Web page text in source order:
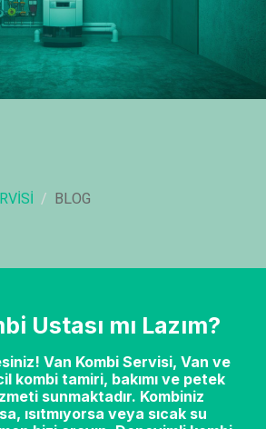
BLOG
Ustası mı Lazım?
Van Kombi Servisi, Van ve
kombi tamiri, bakımı ve petek
sunmaktadır. Kombiniz
ısıtmıyorsa veya sıcak su